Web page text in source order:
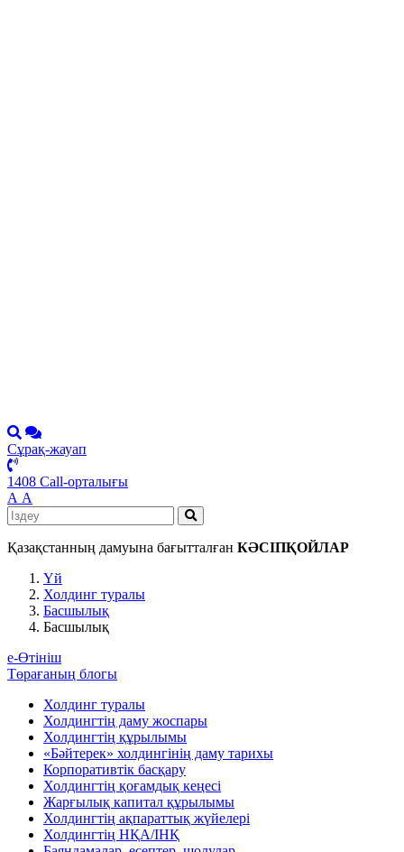
Сұрақ-жауап
1408 Call-орталығы
А А
Қазақстанның дамуына бағытталған КӘСІПҚОЙЛАР
Үй
Холдинг туралы
Басшылық
Басшылық
е-Өтініш
Төрағаның блогы
Холдинг туралы
Холдингтің даму жоспары
Холдингтің құрылымы
«Бәйтерек» холдингінің даму тарихы
Корпоративтік басқару
Холдингтің қоғамдық кеңесі
Жарғылық капитал құрылымы
Холдингтің ақпараттық жүйелері
Холдингтің НҚА/ІНҚ